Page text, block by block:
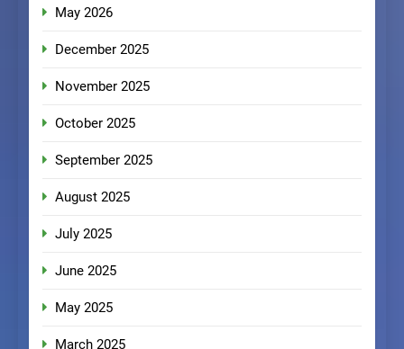
May 2026
December 2025
November 2025
October 2025
September 2025
August 2025
July 2025
June 2025
May 2025
March 2025